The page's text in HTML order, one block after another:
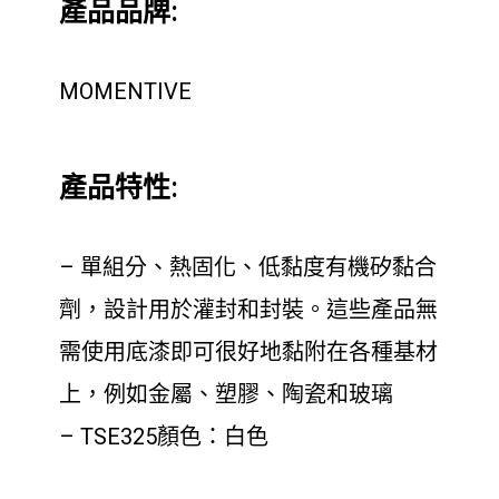
產品品牌:
MOMENTIVE
產品特性:
– 單組分、熱固化、低黏度有機矽黏合
劑，設計用於灌封和封裝。這些產品無
需使用底漆即可很好地黏附在各種基材
上，例如金屬、塑膠、陶瓷和玻璃
– TSE325顏色：白色